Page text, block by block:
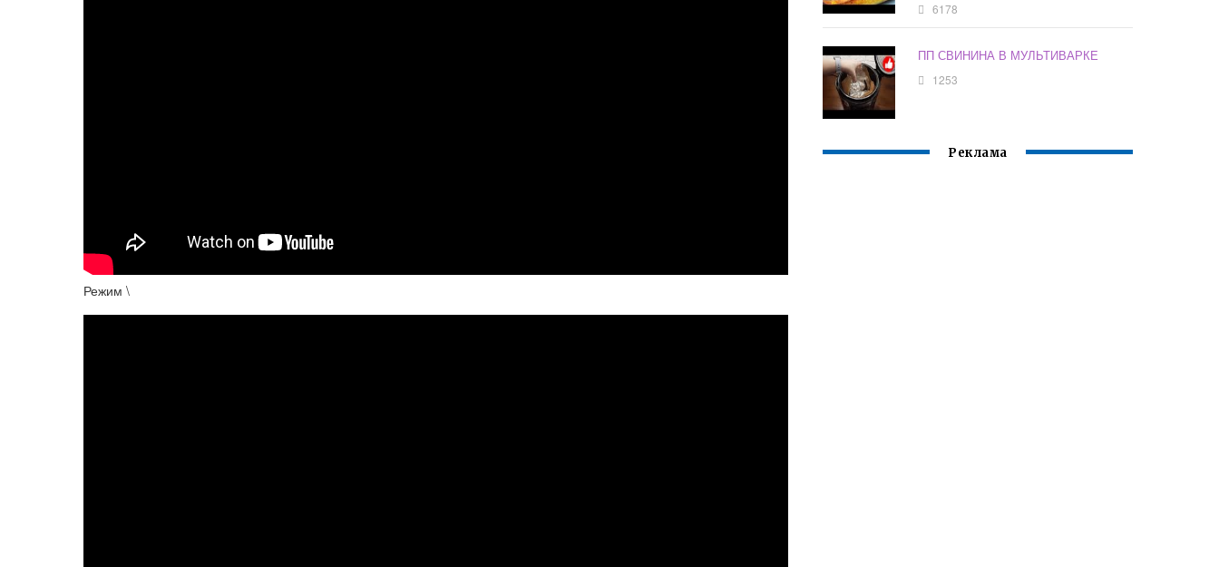
Режим \
6178
ПП СВИНИНА В МУЛЬТИВАРКЕ
1253
Реклама